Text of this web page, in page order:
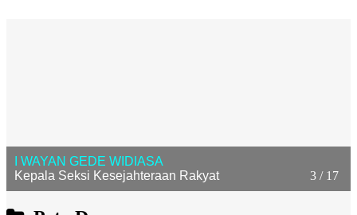
3 / 17
I WAYAN GEDE WIDIASA
Kepala Seksi Kesejahteraan Rakyat